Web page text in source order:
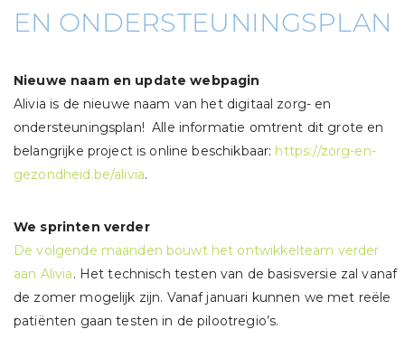
EN ONDERSTEUNINGSPLAN
Nieuwe naam en update webpagin
Alivia is de nieuwe naam van het digitaal zorg- en
ondersteuningsplan! Alle informatie omtrent dit grote en
belangrijke project is online beschikbaar: https://zorg-en-
gezondheid.be/alivia.
We sprinten verder
De volgende maanden bouwt het ontwikkelteam verder
aan Alivia. Het technisch testen van de basisversie zal vanaf
de zomer mogelijk zijn. Vanaf januari kunnen we met reële
patiënten gaan testen in de pilootregio’s.